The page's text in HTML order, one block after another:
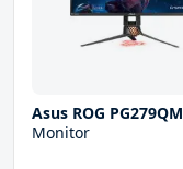
Asus ROG PG279QM
Monitor